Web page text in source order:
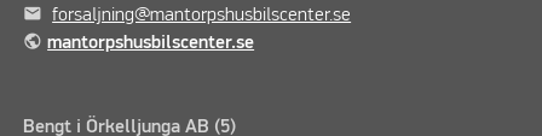
mail forsaljning@mantorpshusbilscenter.se
public mantorpshusbilscenter.se
Bengt i Örkelljunga AB (5)